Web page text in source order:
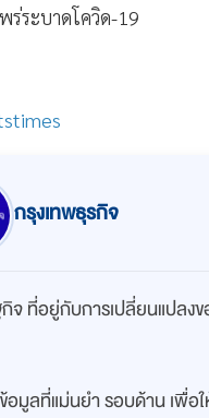
ร่ระบาดโควิด-19
กรุงเทพธุรกิจ
จ ที่อยู่กับการเปลี่ยนแปลงข
มูลที่แม่นยำ รอบด้าน เพื่อ